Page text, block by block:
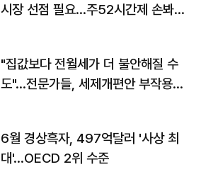
시장 선점 필요…주52시간제 손봐
"집값보다 전월세가 더 불안해질 수
도"…전문가들, 세제개편안 부작용
6월 경상흑자, 497억달러 '사상 최
대'…OECD 2위 수준